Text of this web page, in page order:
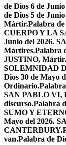
de Dios 6 de
de Dios 5 de
Mártir.Palabra
CUERPO Y LA
Junio del 2026.
Mártires.Palabra
JUSTINO, Mártir.
SOLEMNIDAD
Dios 30 de Mayo
Ordinario.
SAN PABLO VI,
discurso.Palabra
SUMO Y
Mayo del 2026.
CANTERBURY.
van.Palabra de